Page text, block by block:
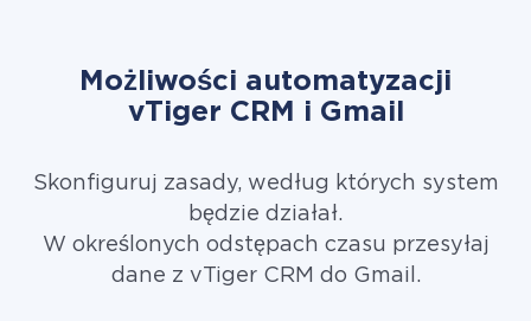
Możliwości automatyzacji
vTiger CRM i Gmail
Skonfiguruj zasady, według których system
będzie działał.
W określonych odstępach czasu przesyłaj
dane z vTiger CRM do Gmail.